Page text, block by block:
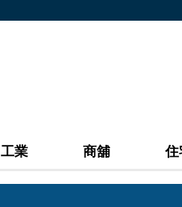
工業 商舖 住